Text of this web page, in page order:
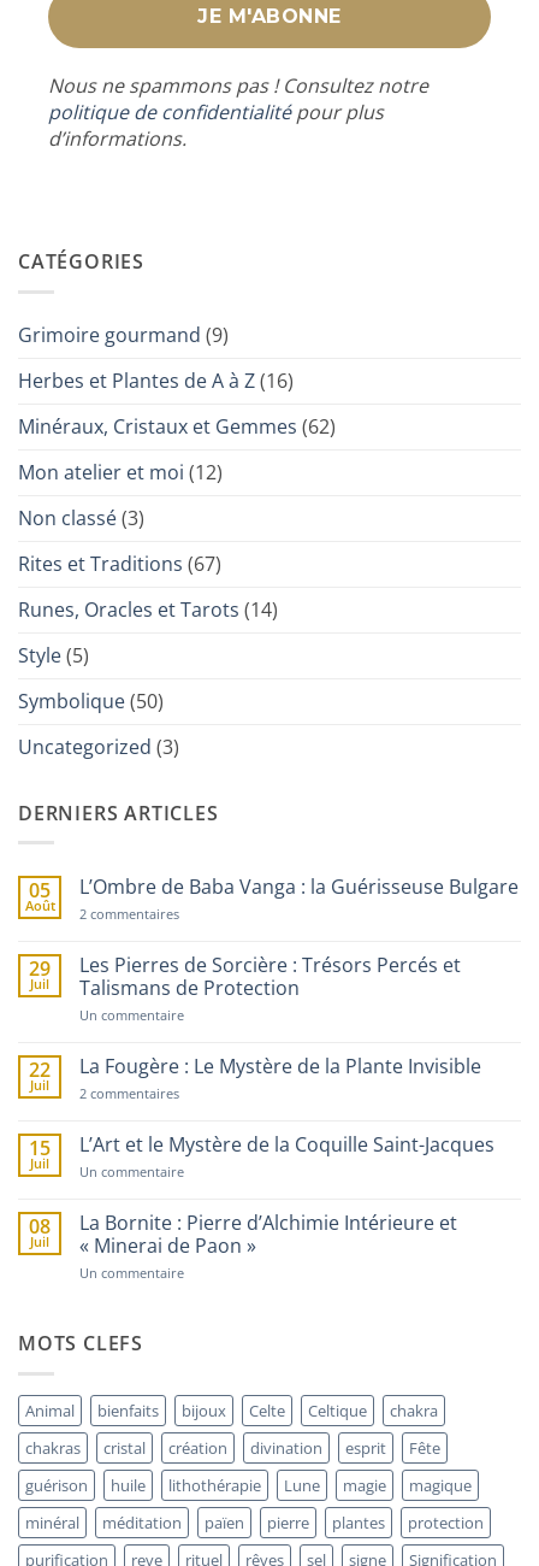
Nous ne spammons pas ! Consultez notre
politique de confidentialitépour plus
d’informations.
CATÉGORIES
Grimoire gourmand (9)
Herbes et Plantes de A à Z(16)
Minéraux, Cristaux et Gemmes (62)
Mon atelier et moi (12)
Non classé(3)
Rites et Traditions (67)
Runes, Oracles et Tarots (14)
Style(5)
Symbolique(50)
Uncategorized (3)
DERNIERS ARTICLES
05
Août
L’Ombre de Baba Vanga : la Guérisseuse Bulgare
2 commentairessur
Baba
Vanga
:
Guérisseuse
29
Juil
Les Pierres de Sorcière : Trésors Percés et
Talismans de Protection
Un commentairesur
de
Sorcière
et
Talismans
de
22
Juil
La Fougère : Le Mystère de la Plante Invisible
2 commentairessur
:
Le
Mystère
Plante
Invisible
15
Juil
L’Art et le Mystère de la Coquille Saint-Jacques
Un commentairesur
le
Mystère
de
Coquille
08
Juil
La Bornite : Pierre d’Alchimie Intérieure et
« Minerai de Paon »
Un commentairesur
« Minerai
de
Paon »
MOTS CLEFS
Animal bienfaits bijoux Celte Celtique
chakra
chakras
cristal création divination esprit
Fête
guérison
huile lithothérapie Lune magie
magique
minéral
méditation païen pierre plantes
protection
purification
reve rituel rêves sel signe Signification